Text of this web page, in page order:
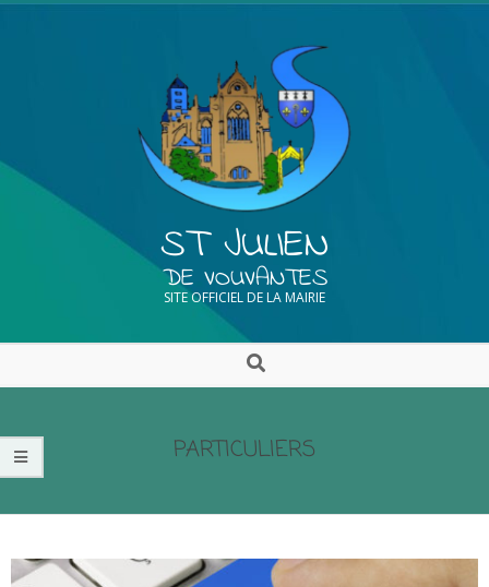
ST JULIEN
DE VOUVANTES
SITE OFFICIEL DE LA MAIRIE
PARTICULIERS